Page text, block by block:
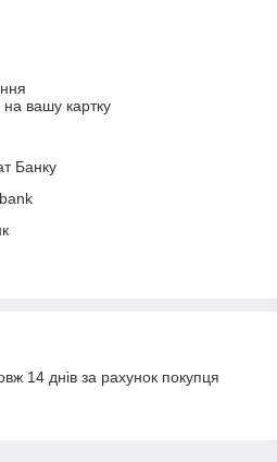
вашу картку
Банку
14 днів за рахунок покупця